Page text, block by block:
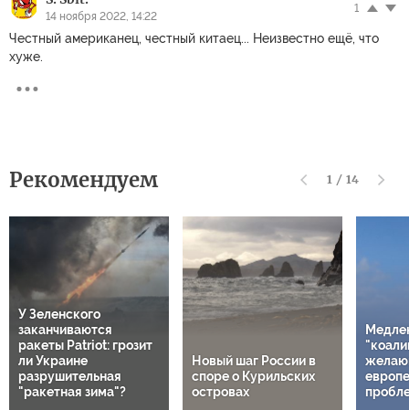
14 ноября 2022, 14:22
1
Честный американец, честный китаец... Неизвестно ещё, что
хуже.
Рекомендуем 1 / 14
У Зеленского
заканчиваются
ракеты Patriot: грозит
ли Украине
разрушительная
"ракетная зима"?
Новый шаг России в
споре о Курильских
островах